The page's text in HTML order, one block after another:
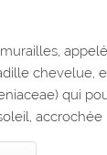
chevelue,
qui
accrochée